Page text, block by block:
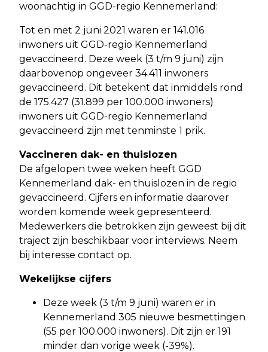
woonachtig in GGD-regio Kennemerland:
Tot en met 2 juni 2021 waren er 141.016
inwoners uit GGD-regio Kennemerland
gevaccineerd. Deze week (3 t/m 9 juni) zijn
daarbovenop ongeveer 34.411 inwoners
gevaccineerd. Dit betekent dat inmiddels rond
de 175.427 (31.899 per 100.000 inwoners)
inwoners uit GGD-regio Kennemerland
gevaccineerd zijn met tenminste 1 prik.
Vaccineren dak- en thuislozen
De afgelopen twee weken heeft GGD
Kennemerland dak- en thuislozen in de regio
gevaccineerd. Cijfers en informatie daarover
worden komende week gepresenteerd.
Medewerkers die betrokken zijn geweest bij dit
traject zijn beschikbaar voor interviews. Neem
bij interesse contact op.
Wekelijkse cijfers
Deze week (3 t/m 9 juni) waren er in
Kennemerland 305 nieuwe besmettingen
(55 per 100.000 inwoners). Dit zijn er 191
minder dan vorige week (-39%).